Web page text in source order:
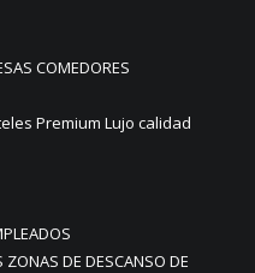
COMEDORES
Premium Lujo calidad
ZONAS DE DESCANSO DE